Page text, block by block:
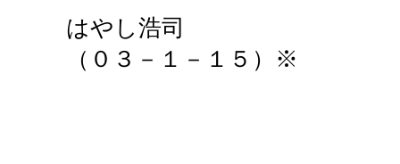
はやし浩司
（０３－１－１５）※